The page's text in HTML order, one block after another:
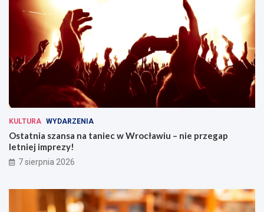
KULTURA WYDARZENIA
Ostatnia szansa na taniec w Wrocławiu – nie przegap
letniej imprezy!
7 sierpnia 2026